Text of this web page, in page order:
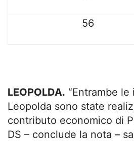
56
LEOPOLDA. “Entrambe
Leopolda sono state
contributo economico di
DS – conclude la nota –